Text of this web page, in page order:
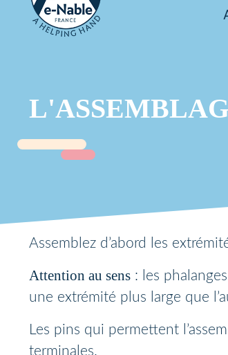
Assemblez d’abord les
Attention au sens : les
une extrémité plus large que
Les pins qui permettent
terminales.